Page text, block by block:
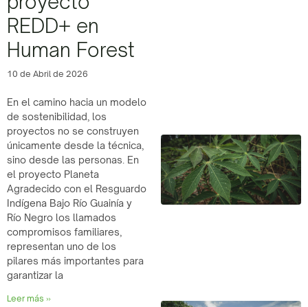
REDD+ en
Human Forest
10 de Abril de 2026
En el camino hacia un modelo
de sostenibilidad, los
proyectos no se construyen
únicamente desde la técnica,
sino desde las personas. En
el proyecto Planeta
Agradecido con el Resguardo
Indígena Bajo Río Guainía y
Río Negro los llamados
compromisos familiares,
representan uno de los
pilares más importantes para
garantizar la
Leer más »